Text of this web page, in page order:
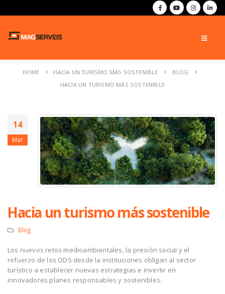
HOME HACIA UN TURISMO MÁS SOSTENIBLE
BLOG
HACIA UN TURISMO MÁS SOSTENIBLE
14
Mar
Hacia un turismo más sostenible
Blog
Los nuevos retos medioambientales, la presión social y el
refuerzo de los ODS desde la instituciones obligan al sector
turístico a establecer nuevas estrategias e invertir en
innovadores planes responsables y sostenibles.